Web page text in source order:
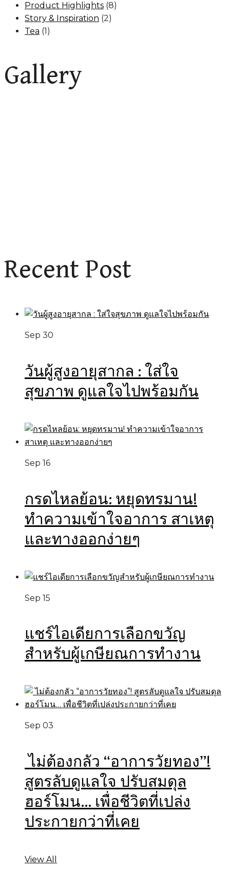
Product Highlights (8)
Story & Inspiration (2)
Tea (1)
Gallery
Recent Post
Sep 30
วันผู้สูงอายุสากล : ใส่ใจ
สุขภาพ ดูแลใจไปพร้อมกัน
Sep 16
กรดไหลย้อน: หยุดทรมาน!
ทำความเข้าใจอาการ สาเหตุ
และทางออกง่ายๆ
Sep 15
แชร์ไอเดียการเลือกขวัญ
สำหรับผู้เกษียณการทำงาน
Sep 03
ไม่ต้องกลัว “อาการวัยทอง”!
สูตรลับดูแลใจ ปรับสมดุล
ฮอร์โมน… เพื่อชีวิตที่เปล่ง
ประกายกว่าที่เคย
View All